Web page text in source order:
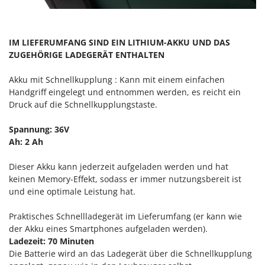
Staubsauger - Elektrobesen
Thermische und mechanische Unkrautbrenner
Tomatenpressen
Tragbare Powerstationen
Traktor-Heckenscheren mit Ausleger
U
Umfüllpumpen
Umkehrfräsen
V
Vakuumiergeräte
Vertikutierer
Infaco
Intex
Italyco
ITM
J JOLLY ITALIA
K
KAAZ
Karcher
Kemper
Kenwood
Keter
IM LIEFERUMFANG SIND EIN LITHIUM-AKKU UND DAS
ZUGEHÖRIGE LADEGERÄT ENTHALTEN
Akku mit Schnellkupplung : Kann mit einem einfachen
Handgriff eingelegt und entnommen werden, es reicht ein
Druck auf die Schnellkupplungstaste.
Spannung: 36V
Ah: 2 Ah
Dieser Akku kann jederzeit aufgeladen werden und hat
keinen Memory-Effekt, sodass er immer nutzungsbereit ist
und eine optimale Leistung hat.
Praktisches Schnellladegerät im Lieferumfang (er kann wie
der Akku eines Smartphones aufgeladen werden).
Ladezeit: 70 Minuten
Die Batterie wird an das Ladegerät über die Schnellkupplung